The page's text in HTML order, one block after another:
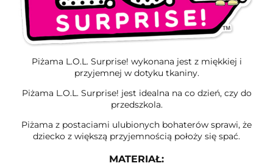
Piżama L.O.L. Surprise! wykonana jest z miękkiej i
przyjemnej w dotyku tkaniny.
Piżama L.O.L. Surprise! jest idealna na co dzień, czy do
przedszkola.
Piżama z postaciami ulubionych bohaterów sprawi, że
dziecko z większą przyjemnością położy się spać.
MATERIAŁ: